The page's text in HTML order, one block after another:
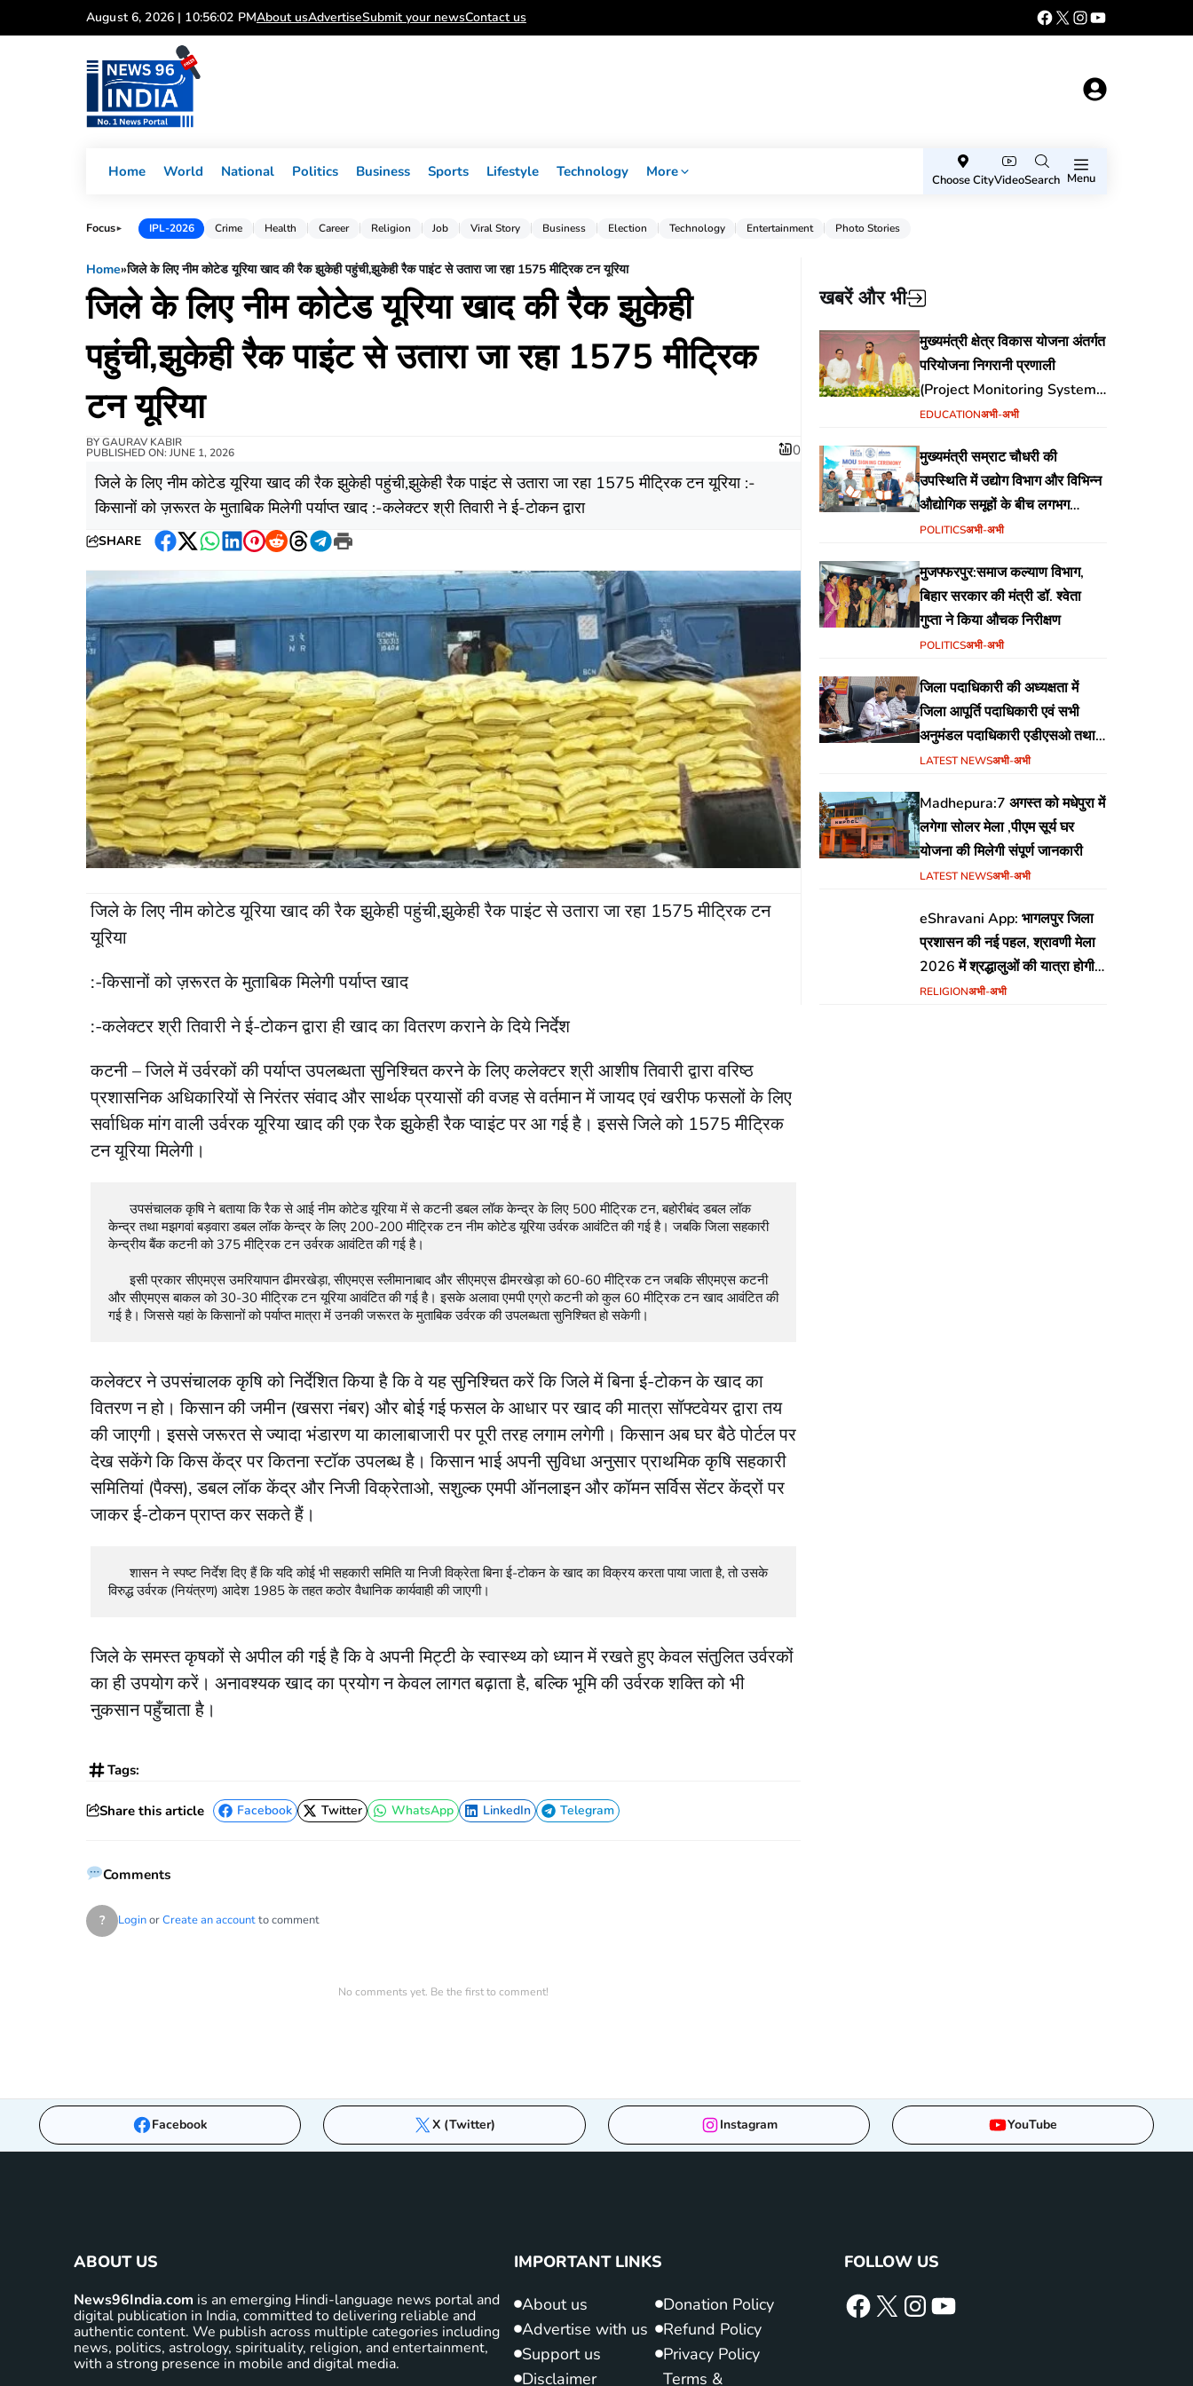
to
August 6, 2026 | 10:56:03 PMAbout usAdvertiseSubmit your newsContact us
Home World National Politics Business Sports Lifestyle Technology More
Choose CityVideoSearch Menu
Focus► IPL-2026 Crime Health Career Religion Job Viral Story Business Election Technology Entertainment Photo Stories
Home»जिले के लिए नीम कोटेड यूरिया खाद की रैक झुकेही पहुंची,झुकेही रैक पाइंट से उतारा जा रहा 1575 मीट्रिक टन यूरिया
जिले के लिए नीम कोटेड यूरिया खाद की रैक झुकेही
पहुंची,झुकेही रैक पाइंट से उतारा जा रहा 1575 मीट्रिक
टन यूरिया
BYGAURAV KABIR
PUBLISHED ON: JUNE 1, 2026 0
जिले के लिए नीम कोटेड यूरिया खाद की रैक झुकेही पहुंची,झुकेही रैक पाइंट से उतारा जा रहा 1575 मीट्रिक टन यूरिया :-
किसानों को ज़रूरत के मुताबिक मिलेगी पर्याप्त खाद :-कलेक्‍टर श्री तिवारी ने ई-टोकन द्वारा
SHARE
Facebook
Twitter
WhatsApp
LinkedIn
Pinterest
RedditThreads
Telegram
Print
जिले के लिए नीम कोटेड यूरिया खाद की रैक झुकेही पहुंची,झुकेही रैक पाइंट से उतारा जा रहा 1575 मीट्रिक टन
यूरिया
:-किसानों को ज़रूरत के मुताबिक मिलेगी पर्याप्त खाद
:-कलेक्‍टर श्री तिवारी ने ई-टोकन द्वारा ही खाद का वितरण कराने के दिये निर्देश
कटनी – जिले में उर्वरकों की पर्याप्त उपलब्धता सुनिश्चित करने के लिए कलेक्टर श्री आशीष तिवारी द्वारा वरिष्ठ
प्रशासनिक अधिकारियों से निरंतर संवाद और सार्थक प्रयासों की वजह से वर्तमान में जायद एवं खरीफ फसलों के लिए
सर्वाधिक मांग वाली उर्वरक यूरिया खाद की एक रैक झुकेही रैक प्वाइंट पर आ गई है। इससे जिले को 1575 मीट्रिक
टन यूरिया मिलेगी।
      उपसंचालक कृषि ने बताया कि रैक से आई नीम कोटेड यूरिया में से कटनी डबल लॉक केन्द्र के लिए 500 मीट्रिक टन, बहोरीबंद डबल लॉक
केन्द्र तथा मझगवां बड़वारा डबल लॉक केन्‍द्र के लिए 200-200 मीट्रिक टन नीम कोटेड यूरिया उर्वरक आवंटित की गई है। जबकि जिला सहकारी
केन्‍द्रीय बैंक कटनी को 375 मीट्रिक टन उर्वरक आवंटित की गई है।
      इसी प्रकार सीएमएस उमरियापान ढीमरखेड़ा, सीएमएस स्लीमानाबाद और सीएमएस ढीमरखेड़ा को 60-60 मीट्रिक टन जबकि सीएमएस कटनी
और सीएमएस बाकल को 30-30 मीट्रिक टन यूरिया आवंटित की गई है। इसके अलावा एमपी एग्रो कटनी को कुल 60 मीट्रिक टन खाद आवंटित की
गई है। जिससे यहां के किसानों को पर्याप्त मात्रा में उनकी जरूरत के मुताबिक उर्वरक की उपलब्धता सुनिश्चित हो सकेगी।
कलेक्टर ने उपसंचालक कृषि को निर्देशित किया है कि वे यह सुनिश्चित करें कि जिले में बिना ई-टोकन के खाद का
वितरण न हो। किसान की जमीन (खसरा नंबर) और बोई गई फसल के आधार पर खाद की मात्रा सॉफ्टवेयर द्वारा तय
की जाएगी। इससे जरूरत से ज्यादा भंडारण या कालाबाजारी पर पूरी तरह लगाम लगेगी। किसान अब घर बैठे पोर्टल पर
देख सकेंगे कि किस केंद्र पर कितना स्टॉक उपलब्ध है। किसान भाई अपनी सुविधा अनुसार प्राथमिक कृषि सहकारी
समितियां (पैक्‍स), डबल लॉक केंद्र और निजी विक्रेताओ, सशुल्क एमपी ऑनलाइन और कॉमन सर्विस सेंटर केंद्रों पर
जाकर ई-टोकन प्राप्त कर सकते हैं।
      शासन ने स्पष्ट निर्देश दिए हैं कि यदि कोई भी सहकारी समिति या निजी विक्रेता बिना ई-टोकन के खाद का विक्रय करता पाया जाता है, तो उसके
विरुद्ध उर्वरक (नियंत्रण) आदेश 1985 के तहत कठोर वैधानिक कार्यवाही की जाएगी।
जिले के समस्त कृषकों से अपील की गई है कि वे अपनी मिट्टी के स्वास्थ्य को ध्यान में रखते हुए केवल संतुलित उर्वरकों
का ही उपयोग करें। अनावश्यक खाद का प्रयोग न केवल लागत बढ़ाता है, बल्कि भूमि की उर्वरक शक्ति को भी
नुकसान पहुँचाता है।
Tags:
Share this article
Facebook
Facebook
Twitter
Twitter
WhatsApp
WhatsApp
LinkedIn
LinkedIn
Telegram
Telegram
Comments
? LoginorCreate an accountto comment
No comments yet. Be the first to comment!
खबरें और भी
मुख्यमंत्री क्षेत्र विकास योजना अंतर्गत
परियोजना निगरानी प्रणाली
(Project Monitoring System)
वेब पोर्टल का शुभारंभ
EDUCATIONअभी-अभी
मुख्यमंत्री सम्राट चौधरी की
उपस्थिति में उद्योग विभाग और विभिन्न
औद्योगिक समूहों के बीच लगभग
₹51,600 करोड़ के निवेश हेतु
POLITICSअभी-अभी
मुजफ्फरपुर:समाज कल्याण विभाग,
बिहार सरकार की मंत्री डॉ. श्वेता
गुप्ता ने किया औचक निरीक्षण
POLITICSअभी-अभी
जिला पदाधिकारी की अध्यक्षता में
जिला आपूर्ति पदाधिकारी एवं सभी
अनुमंडल पदाधिकारी एडीएसओ तथा
एमोओ के साथ समीक्षा बैठक का
LATEST NEWSअभी-अभी
Madhepura:7 अगस्त को मधेपुरा में
लगेगा सोलर मेला ,पीएम सूर्य घर
योजना की मिलेगी संपूर्ण जानकारी
LATEST NEWSअभी-अभी
eShravani App: भागलपुर जिला
प्रशासन की नई पहल, श्रावणी मेला
2026 में श्रद्धालुओं की यात्रा होगी
सुरक्षित और सुगम
RELIGIONअभी-अभी
Facebook X (Twitter) Instagram YouTube
ABOUT US
News96India.com is an emerging Hindi-language news portal and
digital publication in India, committed to delivering reliable and
authentic content. We publish across multiple categories including
news, politics, astrology, spirituality, religion, and entertainment,
with a strong presence in mobile and digital media.
IMPORTANT LINKS
About us
Advertise with us
Support us
Disclaimer
Donation Policy
Refund Policy
Privacy Policy
Terms &
FOLLOW US